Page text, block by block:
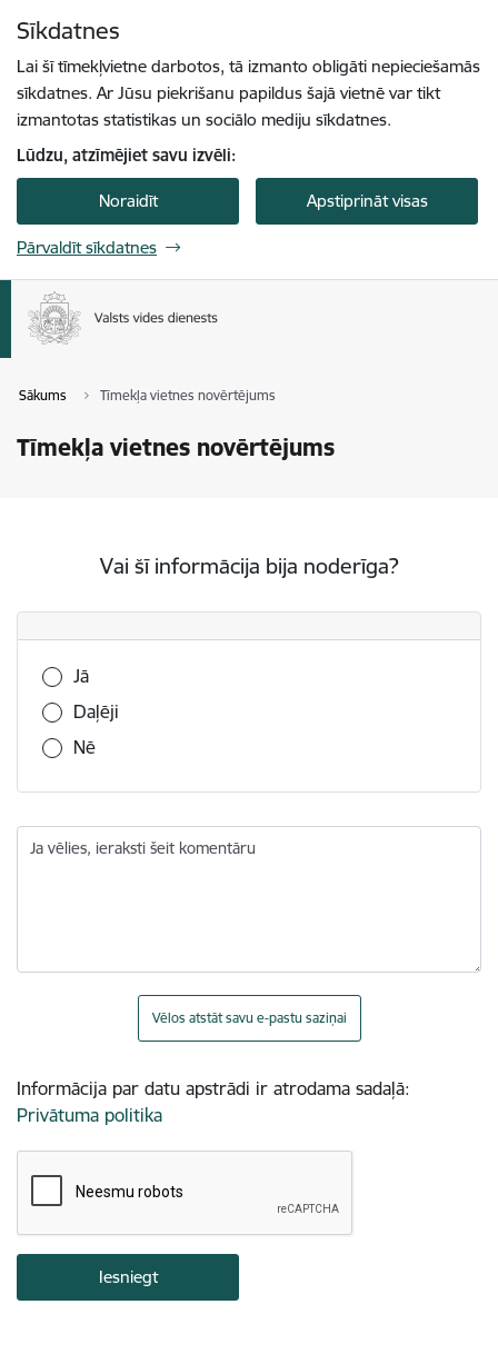
Sīkdatnes
Lai šī tīmekļvietne darbotos, tā izmanto obligāti nepieciešamās
sīkdatnes. Ar Jūsu piekrišanu papildus šajā vietnē var tikt
izmantotas statistikas un sociālo mediju sīkdatnes.
Lūdzu, atzīmējiet savu izvēli:
Noraidīt Apstiprināt visas
Pārvaldīt sīkdatnes
Sākums Tīmekļa vietnes novērtējums
Tīmekļa vietnes novērtējums
Vai šī informācija bija noderīga?
Vai šī informācija bija noderīga?
Jā
Daļēji
Nē
Ja vēlies, ieraksti šeit komentāru
Vēlos atstāt savu e-pastu saziņai
Informācija par datu apstrādi ir atrodama sadaļā:
Privātuma politika